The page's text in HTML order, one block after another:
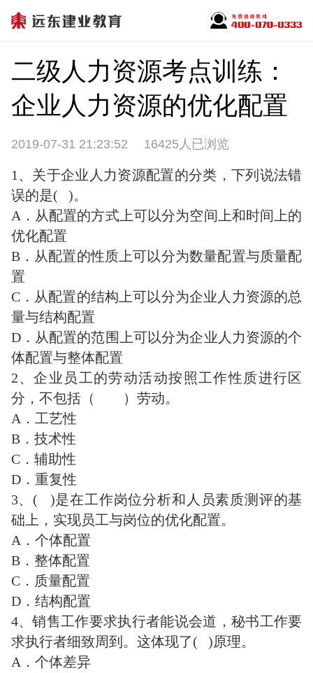
二级人力资源考点训练：
企业人力资源的优化配置
2019-07-31 21:23:52 16425人已浏览
1、关于企业人力资源配置的分类，下列说法错
误的是( )。
A．从配置的方式上可以分为空间上和时间上的
优化配置
B．从配置的性质上可以分为数量配置与质量配
置
C．从配置的结构上可以分为企业人力资源的总
量与结构配置
D．从配置的范围上可以分为企业人力资源的个
体配置与整体配置
2、企业员工的劳动活动按照工作性质进行区
分，不包括（ ）劳动。
A．工艺性
B．技术性
C．辅助性
D．重复性
3、( )是在工作岗位分析和人员素质测评的基
础上，实现员工与岗位的优化配置。
A．个体配置
B．整体配置
C．质量配置
D．结构配置
4、销售工作要求执行者能说会道，秘书工作要
求执行者细致周到。这体现了( )原理。
A．个体差异